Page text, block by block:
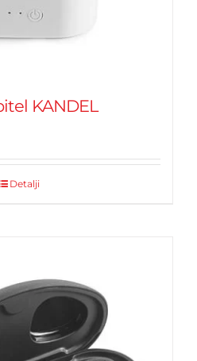
KANDEL
Detalji